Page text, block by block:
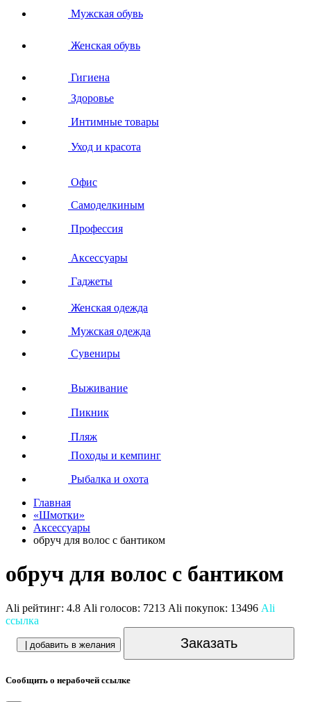
Мужская обувь
Женская обувь
Гигиена
Здоровье
Интимные товары
Уход и красота
Офис
Самоделкиным
Профессия
Аксессуары
Гаджеты
Женская одежда
Мужская одежда
Сувениры
Выживание
Пикник
Пляж
Походы и кемпинг
Рыбалка и охота
Главная
«Шмотки»
Аксессуары
обруч для волос с бантиком
обруч для волос с бантиком
Ali рейтинг: 4.8 Ali голосов: 7213 Ali покупок: 13496 Ali
ссылка
| добавить в желания Заказать
Сообщить о нерабочей ссылке